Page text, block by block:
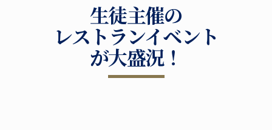
生徒主催の
レストランイベント
が大盛況！